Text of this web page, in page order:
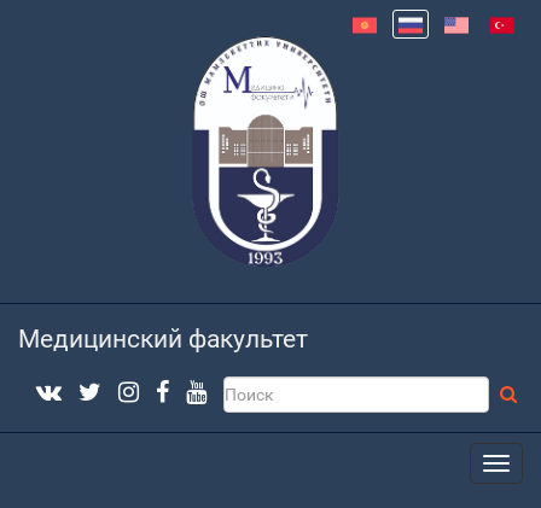
Медицинский факультет